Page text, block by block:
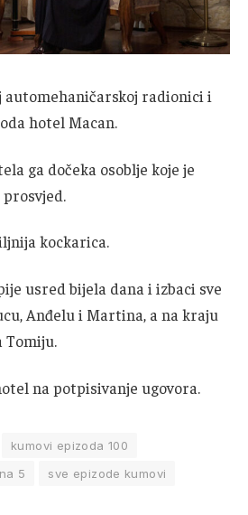
automehaničarskoj radionici i
hotel Macan.
ga dočeka osoblje koje je
kockarica.
usred bijela dana i izbaci sve
Anđelu i Martina, a na kraju
Tomiju.
na potpisivanje ugovora.
kumovi epizoda 100
5 sve epizode kumovi